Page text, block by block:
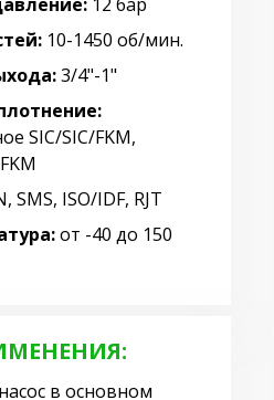
10-1450 об/мин.
3/4"-1"
SIC/SIC/FKM,
SMS, ISO/IDF, RJT
от -40 до 150
в основном